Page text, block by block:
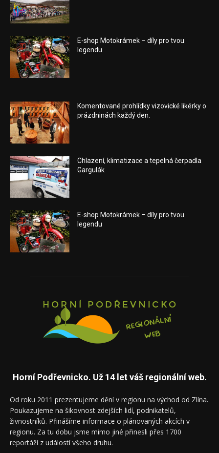
E-shop Motokrámek – díly pro tvou
legendu
Komentované prohlídky vizovické likérky o
prázdninách každý den.
Chlazení, klimatizace a tepelná čerpadla
Gargulák
E-shop Motokrámek – díly pro tvou
legendu
Horní Podřevnicko. Už 14 let váš regionální web.
Od roku 2011 prezentujeme dění v regionu na východ od Zlína.
Poukazujeme na šikovnost zdejších lidí, podnikatelů,
živnostníků. Přinášíme informace o plánovaných akcích v
regionu. Za tu dobu jsme mimo jiné přinesli přes 1700
reportáží z událostí všeho druhu.